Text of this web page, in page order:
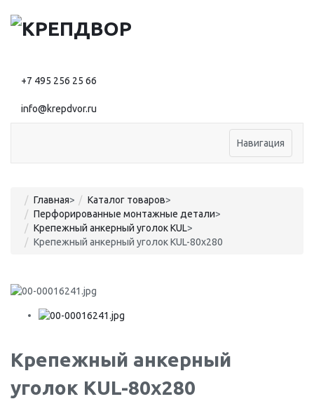
+7 495 256 25 66
info@krepdvor.ru
Навигация
Главная> Каталог товаров>
Перфорированные монтажные детали>
Крепежный анкерный уголок KUL>
Крепежный анкерный уголок KUL-80x280
Крепежный анкерный
уголок KUL-80x280